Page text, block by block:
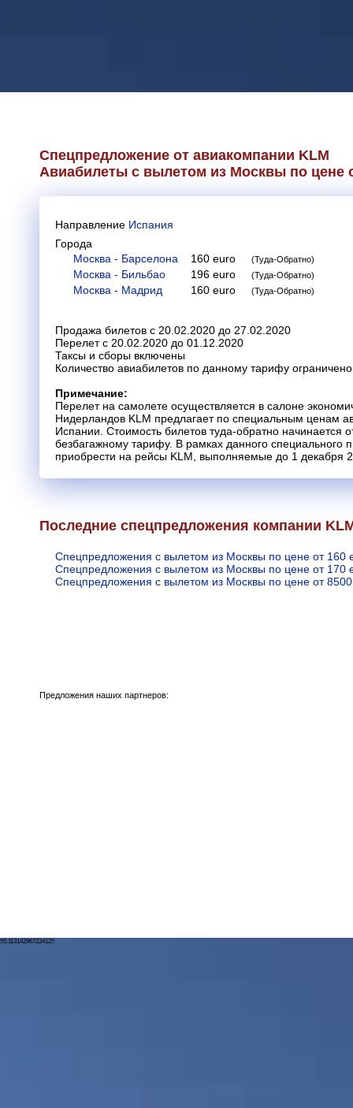
Спецпредложение от авиакомпании KLM
Авиабилеты с вылетом из Москвы по цене
Направление Испания
Города
Москва - Барселона
160 euro (Туда-Обратно)
Москва - Бильбао 196 euro (Туда-Обратно)
Москва - Мадрид 160 euro (Туда-Обратно)
Продажа билетов с 20.02.2020 до 27.02.2020
Перелет с 20.02.2020 до 01.12.2020
Таксы и сборы включены
Количество авиабилетов по данному тарифу
Примечание:
Перелет на самолете осуществляется в салоне
Нидерландов KLM предлагает по специальным ценам
Испании. Стоимость билетов туда-обратно начинается
безбагажному тарифу. В рамках данного
приобрести на рейсы KLM, выполняемые до 1 декабря
Последние спецпредложения компании
Спецпредложения с вылетом из Москвы по цене от 160
Спецпредложения с вылетом из Москвы по цене от 170
Спецпредложения с вылетом из Москвы по цене от
Предложения наших партнеров:
!!0.11314296722412!!